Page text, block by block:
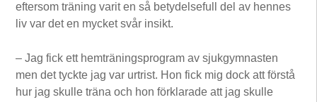
eftersom träning varit en så betydelsefull del av hennes
liv var det en mycket svår insikt.
– Jag fick ett hemträningsprogram av sjukgymnasten
men det tyckte jag var urtrist. Hon fick mig dock att förstå
hur jag skulle träna och hon förklarade att jag skulle